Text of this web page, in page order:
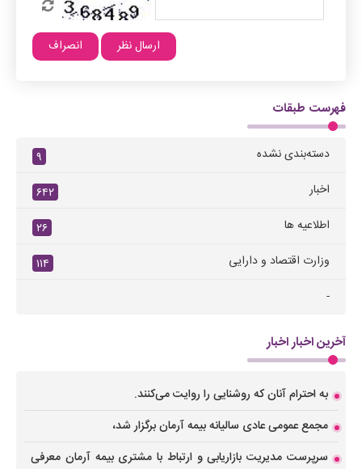
فهرست طبقات
دسته‌بندی نشده
۹
اخبار
۶۴۲
اطلاعیه ها
۲۶
وزارت اقتصاد و دارایی
۱۱۴
-
آخرین اخبار اخبار
به احترام آنان که روشنایی را روایت می‌کنند.
مجمع عمومی عادی سالیانه بیمه آرمان برگزار شد،
سرپرست مدیریت بازاریابی و ارتباط با مشتری بیمه آرمان معرفی